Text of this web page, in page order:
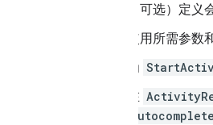
（可选）定
使用所需参数
为
在